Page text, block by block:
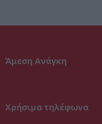
Άμεση Ανάγκη
Χρήσιμα τηλέφωνα